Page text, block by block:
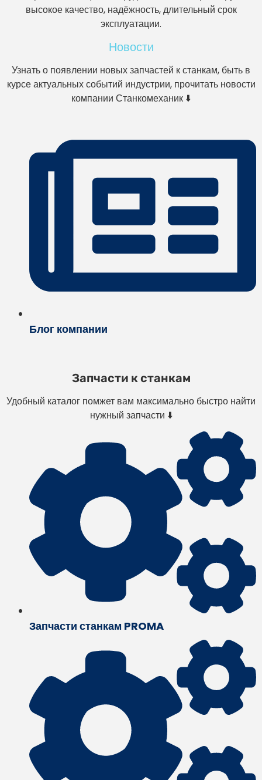
высокое качество, надёжность, длительный срок
эксплуатации.
Новости
Узнать о появлении новых запчастей к станкам, быть в
курсе актуальных событий индустрии, прочитать новости
компании Станкомеханик ⬇️
Блог компании
Запчасти к станкам
Удобный каталог помжет вам максимально быстро найти
нужный запчасти ⬇️
Запчасти станкам PROMA